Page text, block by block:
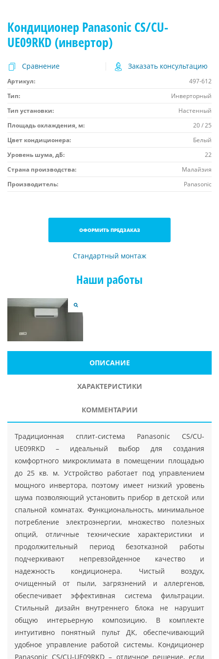
Кондиционер Panasonic CS/CU-
UE09RKD (инвертор)
Сравнение Заказать консультацию
Артикул:
497-612
Тип:
Инверторный
Тип установки:
Настенный
Площадь охлаждения, м:
20 / 25
Цвет кондиционера:
Белый
Уровень шума, дБ:
22
Страна производства:
Малайзия
Производитель:
Panasonic
ОФОРМИТЬ ПРЕДЗАКАЗ
Стандартный монтаж
Наши работы
ОПИСАНИЕ
ХАРАКТЕРИСТИКИ
КОММЕНТАРИИ
Традиционная сплит-система Panasonic CS/CU-
UE09RKD – идеальный выбор для создания
комфортного микроклимата в помещении площадью
до 25 кв. м. Устройство работает под управлением
мощного инвертора, поэтому имеет низкий уровень
шума позволяющий установить прибор в детской или
спальной комнатах. Функциональность, минимальное
потребление электроэнергии, множество полезных
опций, отличные технические характеристики и
продолжительный период безотказной работы
подчеркивают непревзойденное качество и
надежность кондиционера. Чистый воздух,
очищенный от пыли, загрязнений и аллергенов,
обеспечивает эффективная система фильтрации.
Стильный дизайн внутреннего блока не нарушит
общую интерьерную композицию. В комплекте
интуитивно понятный пульт ДК, обеспечивающий
удобное управление работой системы. Кондиционер
Panasonic CS/CU-UE09RKD – отличное решение, если